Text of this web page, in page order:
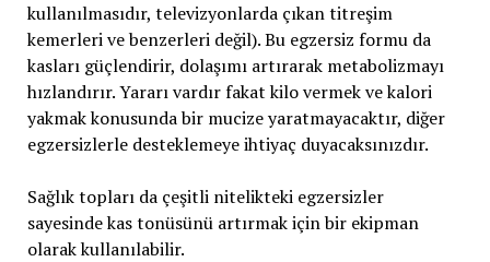
kullanılmasıdır, televizyonlarda çıkan titreşim
kemerleri ve benzerleri değil). Bu egzersiz formu da
kasları güçlendirir, dolaşımı artırarak metabolizmayı
hızlandırır. Yararı vardır fakat kilo vermek ve kalori
yakmak konusunda bir mucize yaratmayacaktır, diğer
egzersizlerle desteklemeye ihtiyaç duyacaksınızdır.
Sağlık topları da çeşitli nitelikteki egzersizler
sayesinde kas tonüsünü artırmak için bir ekipman
olarak kullanılabilir.